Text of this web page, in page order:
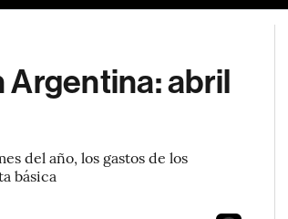
Argentina: abril
del año, los gastos de los
básica